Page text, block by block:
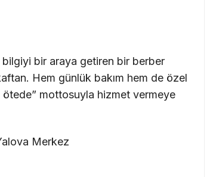
bir araya getiren bir berber
Hem günlük bakım hem de özel
ötede” mottosuyla hizmet vermeye
Merkez